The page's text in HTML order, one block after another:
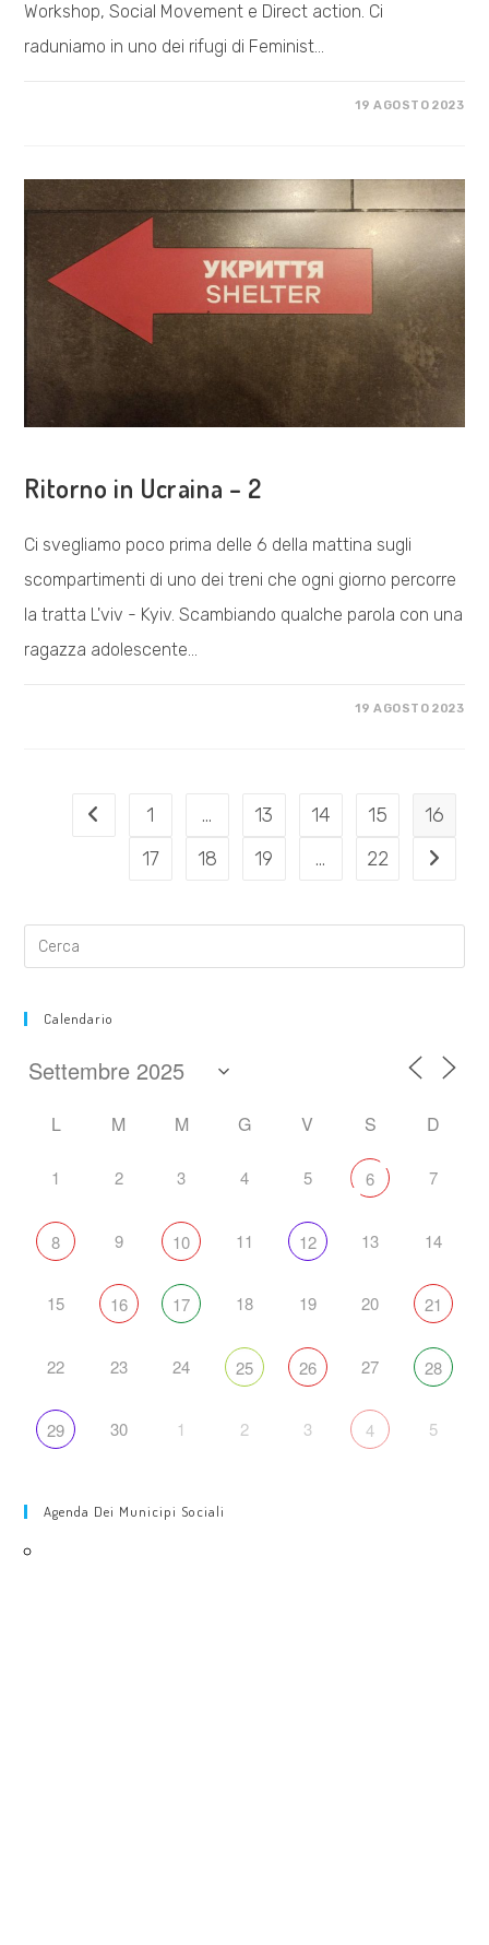
Workshop, Social Movement e Direct action. Ci
raduniamo in uno dei rifugi di Feminist…
ANASTASIA
19 AGOSTO 2023
Ritorno in Ucraina – 2
Ci svegliamo poco prima delle 6 della mattina sugli
scompartimenti di uno dei treni che ogni giorno percorre
la tratta L'viv - Kyiv. Scambiando qualche parola con una
ragazza adolescente…
19 AGOSTO 2023
Vai alla pagina precedente
1 … 13 14 15
16
17
18 19 … 22 Vai alla
Calendario
L M M G V S D
1 2 3 4 5 6 7
8 9 10 11 12 13 14
15 16 17 18 19 20 21
22 23 24 25 26 27 28
29 30 1 2 3 4 5
Agenda Dei Municipi Sociali